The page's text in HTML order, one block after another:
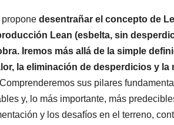
propone desentrañar el concepto de
Lean (esbelta, sin
Iremos más allá de la simple
la eliminación de desperdicios y
sus pilares
y, lo más importante, más
y los desafíos en el terreno,